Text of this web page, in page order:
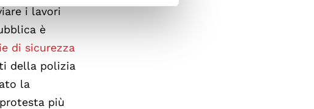
i lavori
è
di sicurezza
della polizia
la
più